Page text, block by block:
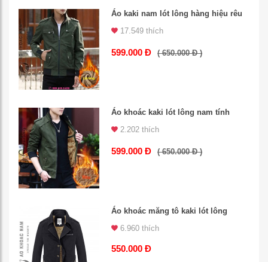
Áo kaki nam lót lông hàng hiệu rêu
17.549 thích
599.000 Đ ( 650.000 Đ )
Áo khoác kaki lót lông nam tính
2.202 thích
599.000 Đ ( 650.000 Đ )
Áo khoác măng tô kaki lót lông
6.960 thích
550.000 Đ